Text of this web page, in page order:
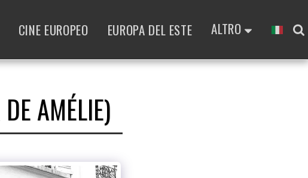
CINE EUROPEO EUROPA DEL ESTE ALTRO
AMÉLIE)